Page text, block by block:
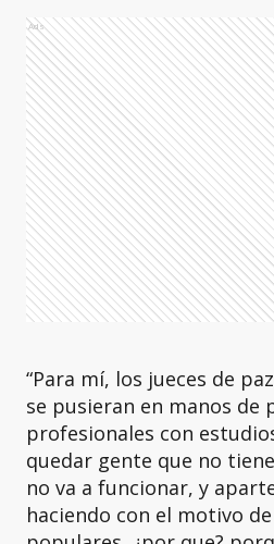
Ads
“Para mí, los jueces de
se pusieran en manos de
profesionales con
quedar gente que no
no va a funcionar, y
haciendo con el motivo